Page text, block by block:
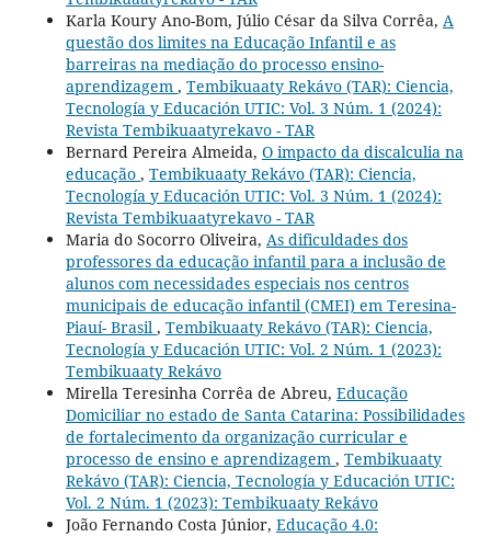
Karla Koury Ano-Bom, Júlio César da Silva Corrêa, A
questão dos limites na Educação Infantil e as
barreiras na mediação do processo ensino-
aprendizagem , Tembikuaaty Rekávo (TAR): Ciencia,
Tecnología y Educación UTIC: Vol. 3 Núm. 1 (2024):
Revista Tembikuaatyrekavo - TAR
Bernard Pereira Almeida, O impacto da discalculia na
educação , Tembikuaaty Rekávo (TAR): Ciencia,
Tecnología y Educación UTIC: Vol. 3 Núm. 1 (2024):
Revista Tembikuaatyrekavo - TAR
Maria do Socorro Oliveira, As dificuldades dos
professores da educação infantil para a inclusão de
alunos com necessidades especiais nos centros
municipais de educação infantil (CMEI) em Teresina-
Piauí- Brasil , Tembikuaaty Rekávo (TAR): Ciencia,
Tecnología y Educación UTIC: Vol. 2 Núm. 1 (2023):
Tembikuaaty Rekávo
Mirella Teresinha Corrêa de Abreu, Educação
Domiciliar no estado de Santa Catarina: Possibilidades
de fortalecimento da organização curricular e
processo de ensino e aprendizagem , Tembikuaaty
Rekávo (TAR): Ciencia, Tecnología y Educación UTIC:
Vol. 2 Núm. 1 (2023): Tembikuaaty Rekávo
João Fernando Costa Júnior, Educação 4.0: